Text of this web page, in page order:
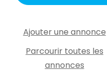
Ajouter une annonce
Parcourir toutes les
annonces